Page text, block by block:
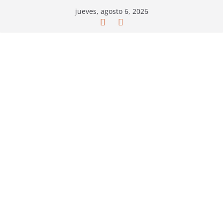
jueves, agosto 6, 2026